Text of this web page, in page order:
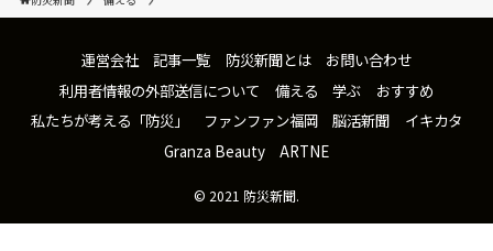
運営会社 記事一覧 防災新聞とは
お問い合わせ
利用者情報の外部送信について
備える 学ぶ
おすすめ
私たちが考える「防災」
ファンファン福岡 脳活新聞
イキカタ
Granza Beauty
ARTNE
© 2021 防災新聞.